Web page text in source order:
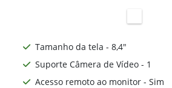
Tamanho da tela - 8,4"
Suporte Câmera de Vídeo - 1
Acesso remoto ao monitor - Sim